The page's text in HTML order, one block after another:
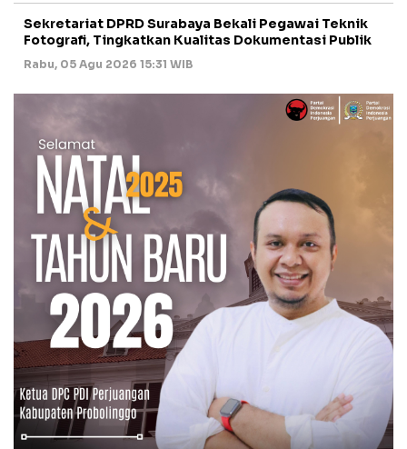
Sekretariat DPRD Surabaya Bekali Pegawai Teknik
Fotografi, Tingkatkan Kualitas Dokumentasi Publik
Rabu, 05 Agu 2026 15:31 WIB